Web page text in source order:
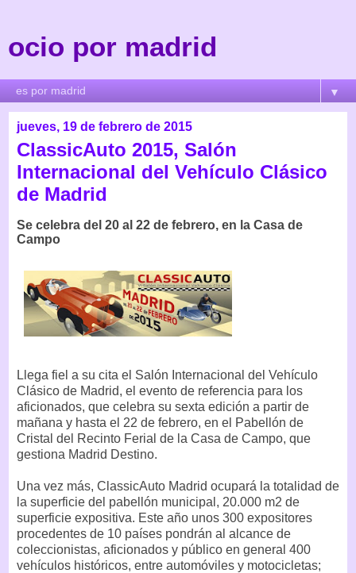
ocio por madrid
▼
jueves, 19 de febrero de 2015
ClassicAuto 2015, Salón
Internacional del Vehículo Clásico
de Madrid
Se celebra del 20 al 22 de febrero, en la Casa de
Campo
Llega fiel a su cita el Salón Internacional del Vehículo
Clásico de Madrid, el evento de referencia para los
aficionados, que celebra su sexta edición a partir de
mañana y hasta el 22 de febrero, en el Pabellón de
Cristal del Recinto Ferial de la Casa de Campo, que
gestiona Madrid Destino.
Una vez más, ClassicAuto Madrid ocupará la totalidad de
la superficie del pabellón municipal, 20.000 m2 de
superficie expositiva. Este año unos 300 expositores
procedentes de 10 países pondrán al alcance de
coleccionistas, aficionados y público en general 400
vehículos históricos, entre automóviles y motocicletas;